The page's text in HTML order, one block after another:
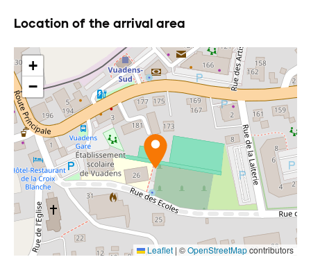
Location of the arrival area
+
−
Leaflet | ©OpenStreetMapcontributors